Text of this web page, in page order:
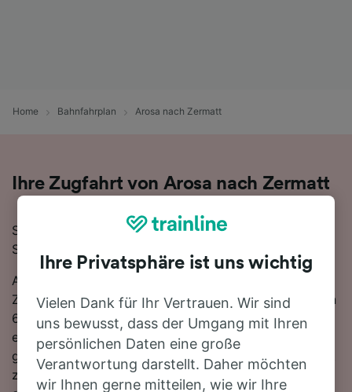
Home Bahnfahrplan Arosa nach Zermatt
Ihre Zugfahrt von Arosa nach Zermatt
Sie planen eine Zugfahrt von Arosa nach Zermatt?
Starten Sie jetzt Ihre Suche!
Auf der 170 km langen Strecke fahren in der Regel 21
Züge, die schnellste Reisezeit beträgt dabei 5 Stunden
6 Minuten. Sie müssen unterwegs 1-mal umsteigen, da
es auf dieser Route keine direkten Zugverbindungen
gibt. Nutzen Sie SBB-Zug, um von Arosa nach Zermatt
zu gelangen. Mit den schnellsten Verbindungen
Ihre Privatsphäre ist uns wichtig
Vielen Dank für Ihr Vertrauen. Wir sind
uns bewusst, dass der Umgang mit Ihren
persönlichen Daten eine große
Verantwortung darstellt. Daher möchten
wir Ihnen gerne mitteilen, wie wir Ihre